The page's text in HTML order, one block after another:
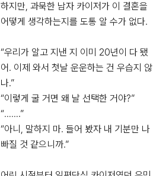
하지만, 과묵한 남자 카이저가 이 결혼을
어떻게 생각하는지를 도통 알 수가 없다.
“우리가 알고 지낸 지 이미 20년이 다 됐
어. 이제 와서 첫날 운운하는 건 우습지 않
나.”
“이렇게 굴 거면 왜 날 선택한 거야?”
“…….”
“아니, 말하지 마. 들어 봤자 내 기분만 나
빠질 것 같으니까.”